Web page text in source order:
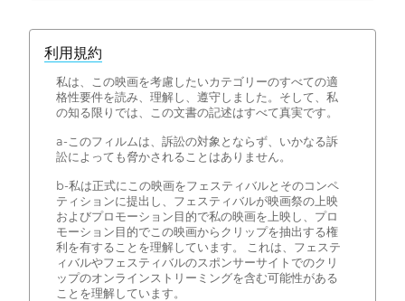
利用規約
私は、この映画を考慮したいカテゴリーのすべての適
格性要件を読み、理解し、遵守しました。そして、私
の知る限りでは、この文書の記述はすべて真実です。
a-このフィルムは、訴訟の対象とならず、いかなる訴
訟によっても脅かされることはありません。
b-私は正式にこの映画をフェスティバルとそのコンペ
ティションに提出し、フェスティバルが映画祭の上映
およびプロモーション目的で私の映画を上映し、プロ
モーション目的でこの映画からクリップを抽出する権
利を有することを理解しています。 これは、フェステ
ィバルやフェスティバルのスポンサーサイトでのクリ
ップのオンラインストリーミングを含む可能性がある
ことを理解しています。